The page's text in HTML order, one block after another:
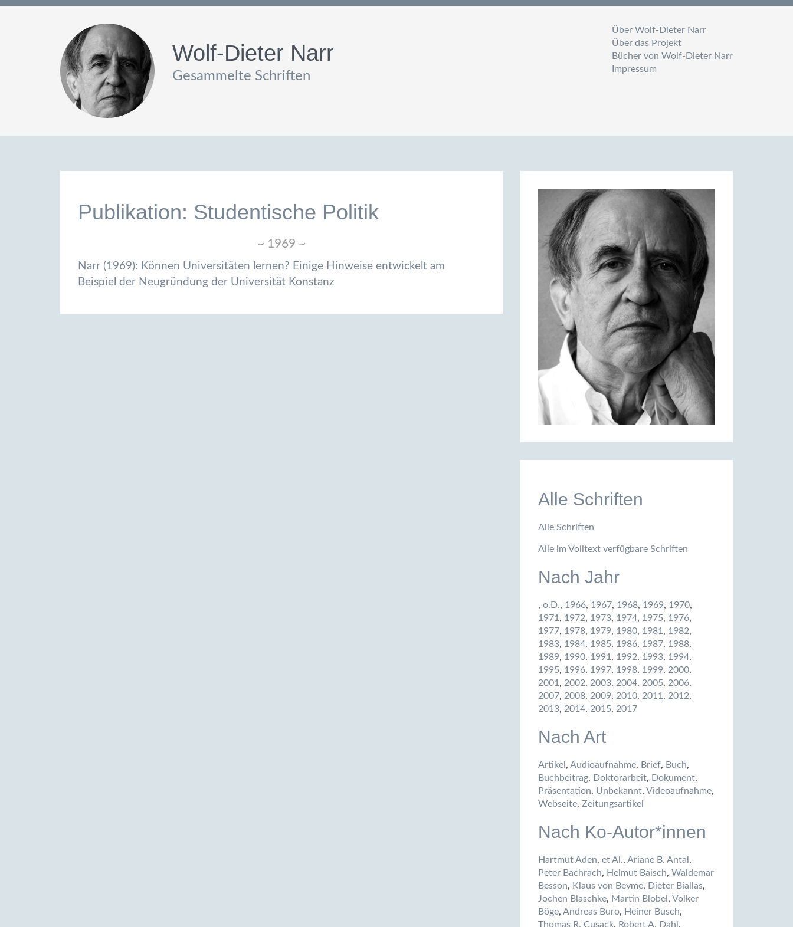
Wolf-Dieter Narr
Gesammelte Schriften
Über Wolf-Dieter Narr
Über das Projekt
Bücher von Wolf-Dieter Narr
Impressum
Publikation: Studentische Politik
~ 1969 ~
Narr (1969): Können Universitäten lernen? Einige Hinweise entwickelt am
Beispiel der Neugründung der Universität Konstanz
Alle Schriften
Alle Schriften
Alle im Volltext verfügbare Schriften
Nach Jahr
, o.D., 1966, 1967, 1968, 1969, 1970,
1971 , 1972, 1973, 1974, 1975, 1976,
1977, 1978, 1979, 1980, 1981 , 1982,
1983, 1984, 1985, 1986, 1987, 1988,
1989, 1990, 1991 , 1992, 1993, 1994,
1995, 1996, 1997, 1998, 1999, 2000,
2001 , 2002, 2003, 2004, 2005, 2006,
2007, 2008, 2009, 2010, 2011 , 2012,
2013, 2014, 2015, 2017
Nach Art
Artikel , Audioaufnahme, Brief, Buch,
Buchbeitrag, Doktorarbeit, Dokument,
Präsentation, Unbekannt, Videoaufnahme,
Webseite, Zeitungsartikel
Nach Ko-Autor*innen
Hartmut Aden, et Al., Ariane B. Antal ,
Peter Bachrach, Helmut Baisch, Waldemar
Besson, Klaus von Beyme, Dieter Biallas,
Jochen Blaschke, Martin Blobel , Volker
Böge, Andreas Buro, Heiner Busch,
Thomas R. Cusack, Robert A. Dahl ,